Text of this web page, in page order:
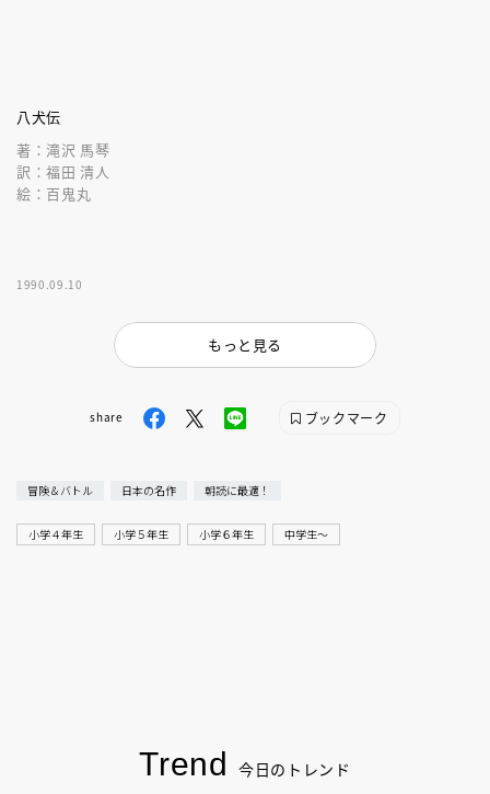
八犬伝
著：滝沢 馬琴
訳：福田 清人
絵：百鬼丸
1990.09.10
もっと見る
share ブックマーク
冒険＆バトル 日本の名作 朝読に最適！
小学４年生 小学５年生 小学６年生 中学生〜
Trend 今日のトレンド